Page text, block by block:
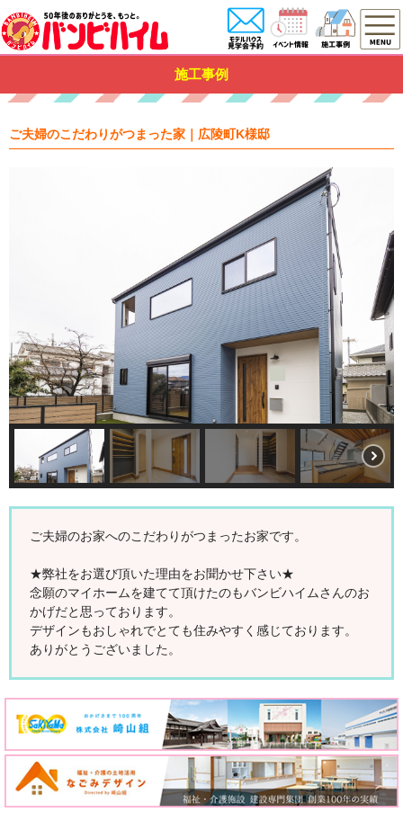
施工事例
ご夫婦のこだわりがつまった家｜広陵町K様邸
ご夫婦のお家へのこだわりがつまったお家です。
★弊社をお選び頂いた理由をお聞かせ下さい★
念願のマイホームを建てて頂けたのもバンビハイムさんのお
かげだと思っております。
デザインもおしゃれでとても住みやすく感じております。
ありがとうございました。